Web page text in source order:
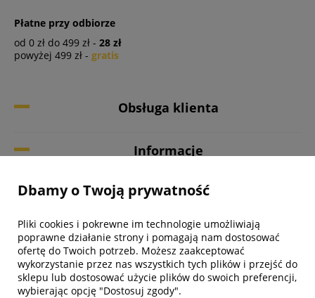
Płatne przy odbiorze
od 0 zł do 499 zł - 28 zł
powyżej 499 zł - gratis
Obsługa klienta
Informacje
Twoje konto
Biuro obsługi klienta
Dbamy o Twoją prywatność
Pliki cookies i pokrewne im technologie umożliwiają
poprawne działanie strony i pomagają nam dostosować
ofertę do Twoich potrzeb. Możesz zaakceptować
wykorzystanie przez nas wszystkich tych plików i przejść do
sklepu lub dostosować użycie plików do swoich preferencji,
wybierając opcję "Dostosuj zgody".